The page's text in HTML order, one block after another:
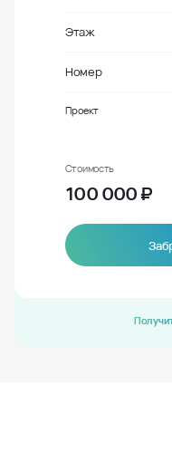
Этаж
Номер
Проект
Стоимость
100 000₽